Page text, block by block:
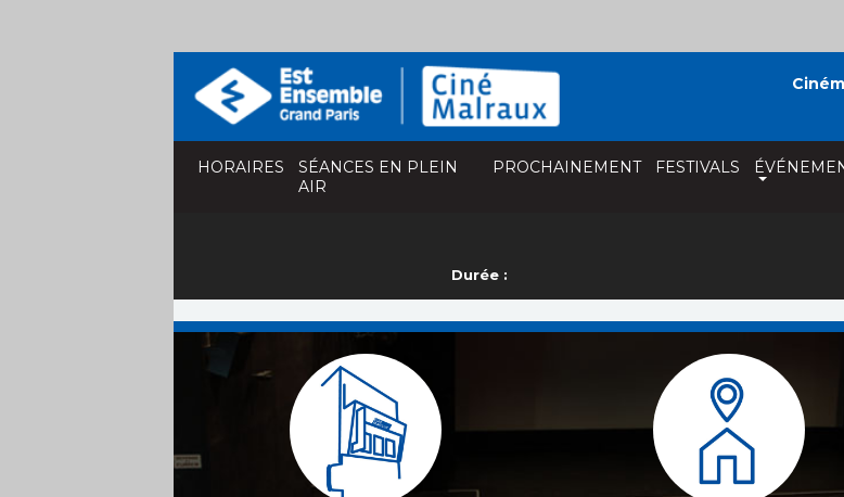
HORAIRES
SÉANCES EN PLEIN
AIR
PROCHAINEMENT FESTIVALS
Durée :